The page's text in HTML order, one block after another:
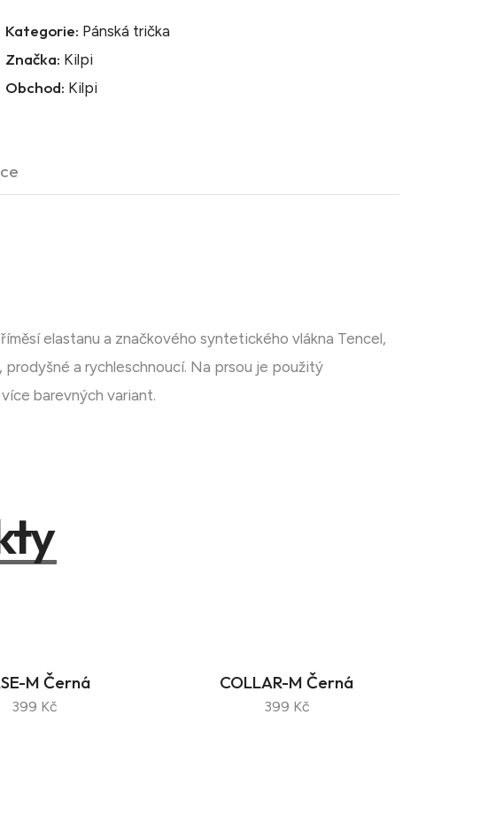
Kategorie: Pánská trička
Značka: Kilpi
Obchod: Kilpi
elastanu a značkového syntetického vlákna Tencel,
a rychleschnoucí. Na prsou je použitý
barevných variant.
M Černá
399 Kč
COLLAR-M Černá
399 Kč